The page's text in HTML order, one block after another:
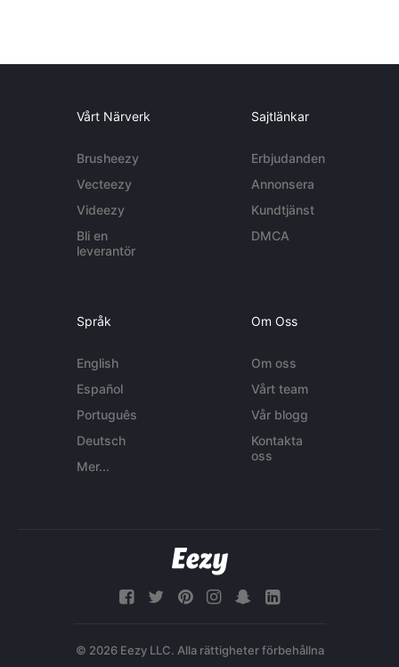
Vårt Närverk
Brusheezy
Vecteezy
Videezy
Bli en
leverantör
Sajtlänkar
Erbjudanden
Annonsera
Kundtjänst
DMCA
Språk
English
Español
Português
Deutsch
Mer...
Om Oss
Om oss
Vårt team
Vår blogg
Kontakta
oss
© 2026 Eezy LLC. Alla rättigheter förbehållna